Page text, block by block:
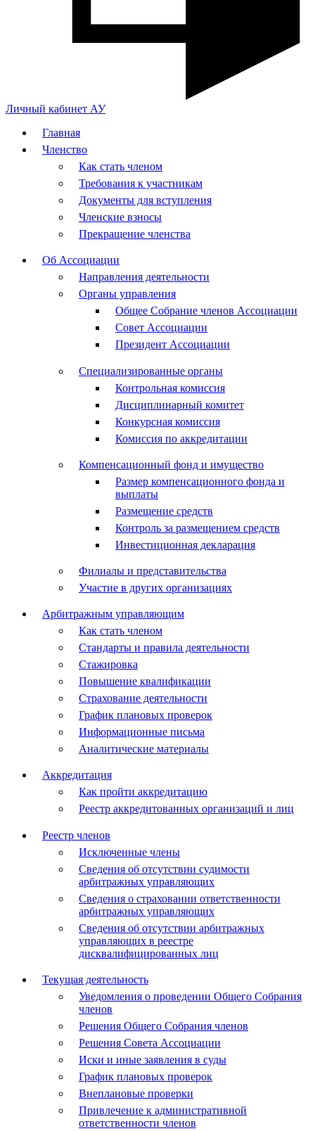
Личный кабинет АУ
Главная
Членство
Как стать членом
Требования к участникам
Документы для вступления
Членские взносы
Прекращение членства
Об Ассоциации
Направления деятельности
Органы управления
Общее Собрание членов Ассоциации
Совет Ассоциации
Президент Ассоциации
Специализированные органы
Контрольная комиссия
Дисциплинарный комитет
Конкурсная комиссия
Комиссия по аккредитации
Компенсационный фонд и имущество
Размер компенсационного фонда и
выплаты
Размещение средств
Контроль за размещением средств
Инвестиционная декларация
Филиалы и представительства
Участие в других организациях
Арбитражным управляющим
Как стать членом
Стандарты и правила деятельности
Стажировка
Повышение квалификации
Страхование деятельности
График плановых проверок
Информационные письма
Аналитические материалы
Аккредитация
Как пройти аккредитацию
Реестр аккредитованных организаций и лиц
Реестр членов
Исключенные члены
Сведения об отсутствии судимости
арбитражных управляющих
Сведения о страховании ответственности
арбитражных управляющих
Сведения об отсутствии арбитражных
управляющих в реестре
дисквалифицированных лиц
Текущая деятельность
Уведомления о проведении Общего Собрания
членов
Решения Общего Собрания членов
Решения Совета Ассоциации
Иски и иные заявления в суды
График плановых проверок
Внеплановые проверки
Привлечение к административной
ответственности членов